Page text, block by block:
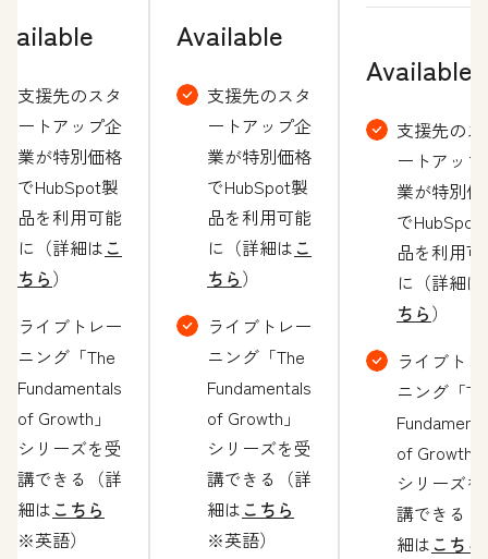
支援先のスタ
ートアップ企
業が特別価格
でHubSpot製
品を利用可能
に（詳細は こ
ちら）
ライブトレー
ニング「The
Fundamentals
of Growth」
シリーズを受
講できる（詳
細は こちら
※英語）
Available
支援先のスタ
ートアップ企
業が特別価格
でHubSpot製
品を利用可能
に（詳細は こ
ちら）
ライブトレー
ニング「The
Fundamentals
of Growth」
シリーズを受
講できる（詳
細は こちら
※英語）
Available
支援先の
ートアッ
業が特別
でHubSpot
品を利用
に（詳細は
ちら）
ライブト
ニング「
of Growth
シリーズ
講できる
細は こちら